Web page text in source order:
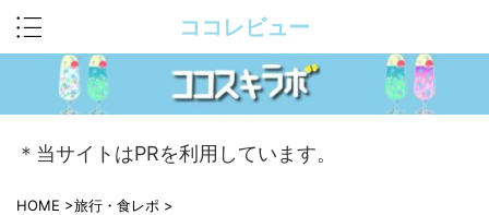
ココレビュー
＊当サイトはPRを利用しています。
HOME >旅行・食レポ >